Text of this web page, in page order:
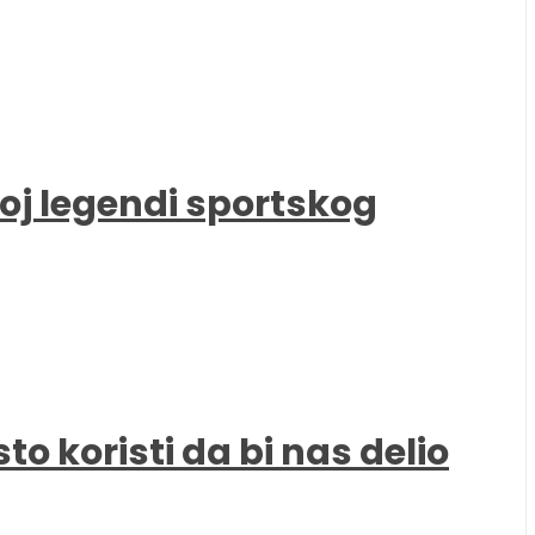
legendi sportskog
koristi da bi nas delio